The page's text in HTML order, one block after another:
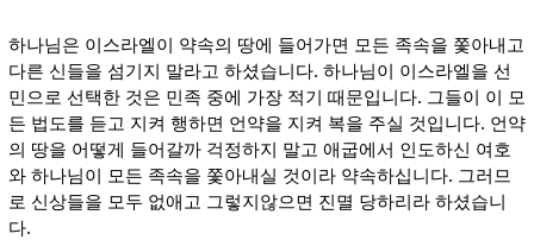
하나님은 이스라엘이 약속의 땅에 들어가면 모든 족속을 쫓아내고
다른 신들을 섬기지 말라고 하셨습니다. 하나님이 이스라엘을 선
민으로 선택한 것은 민족 중에 가장 적기 때문입니다. 그들이 이 모
든 법도를 듣고 지켜 행하면 언약을 지켜 복을 주실 것입니다. 언약
의 땅을 어떻게 들어갈까 걱정하지 말고 애굽에서 인도하신 여호
와 하나님이 모든 족속을 쫓아내실 것이라 약속하십니다. 그러므
로 신상들을 모두 없애고 그렇지않으면 진멸 당하리라 하셨습니
다.